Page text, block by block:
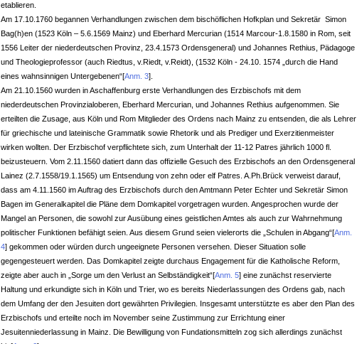
etablieren.
Am 17.10.1760 begannen Verhandlungen zwischen dem bischöflichen Hofkplan und Sekretär Simon
Bag(h)en (1523 Köln – 5.6.1569 Mainz) und Eberhard Mercurian (1514 Marcour-1.8.1580 in Rom, seit
1556 Leiter der niederdeutschen Provinz, 23.4.1573 Ordensgeneral) und Johannes Rethius, Pädagoge
und Theologieprofessor (auch Riedtus, v.Riedt, v.Reidt), (1532 Köln - 24.10. 1574 „durch die Hand
eines wahnsinnigen Untergebenen“[Anm. 3]
Am 21.10.1560 wurden in Aschaffenburg erste Verhandlungen des Erzbischofs mit dem
niederdeutschen Provinzialoberen, Eberhard Mercurian, und Johannes Rethius aufgenommen. Sie
erteilten die Zusage, aus Köln und Rom Mitglieder des Ordens nach Mainz zu entsenden, die als Lehrer
für griechische und lateinische Grammatik sowie Rhetorik und als Prediger und Exerzitienmeister
wirken wollten. Der Erzbischof verpflichtete sich, zum Unterhalt der 11-12 Patres jährlich 1000 fl.
beizusteuern. Vom 2.11.1560 datiert dann das offizielle Gesuch des Erzbischofs an den Ordensgeneral
Lainez (2.7.1558/19.1.1565) um Entsendung von zehn oder elf Patres. A.Ph.Brück verweist darauf,
dass am 4.11.1560 im Auftrag des Erzbischofs durch den Amtmann Peter Echter und Sekretär Simon
Bagen im Generalkapitel die Pläne dem Domkapitel vorgetragen wurden. Angesprochen wurde der
Mangel an Personen, die sowohl zur Ausübung eines geistlichen Amtes als auch zur Wahrnehmung
politischer Funktionen befähigt seien. Aus diesem Grund seien vielerorts die „Schulen in Abgang“[Anm.
4] gekommen oder würden durch ungeeignete Personen versehen. Dieser Situation solle
gegengesteuert werden. Das Domkapitel zeigte durchaus Engagement für die Katholische Reform,
zeigte aber auch in „Sorge um den Verlust an Selbständigkeit“[Anm. 5] eine zunächst reservierte
Haltung und erkundigte sich in Köln und Trier, wo es bereits Niederlassungen des Ordens gab, nach
dem Umfang der den Jesuiten dort gewährten Privilegien. Insgesamt unterstützte es aber den Plan des
Erzbischofs und erteilte noch im November seine Zustimmung zur Errichtung einer
Jesuitenniederlassung in Mainz. Die Bewilligung von Fundationsmitteln zog sich allerdings zunächst